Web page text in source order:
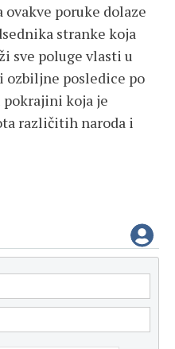
ovakve poruke dolaze
stranke koja
sve poluge vlasti u
ozbiljne posledice po
pokrajini koja je
različitih naroda i